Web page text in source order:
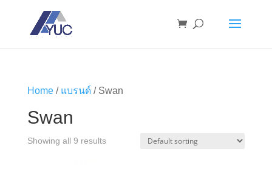
Home/ แบรนด์/ Swan
Swan
Showing all 9 results